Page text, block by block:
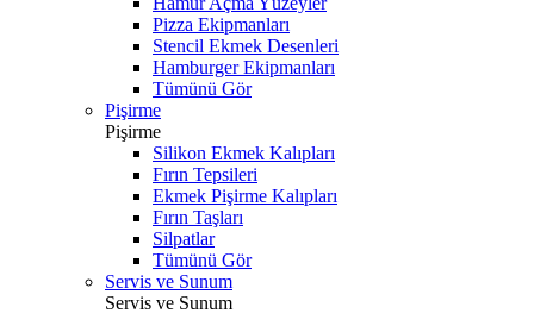
Pizza Ekipmanları
Stencil Ekmek Desenleri
Hamburger Ekipmanları
Tümünü Gör
Pişirme
Pişirme
Silikon Ekmek Kalıpları
Fırın Tepsileri
Ekmek Pişirme Kalıpları
Fırın Taşları
Silpatlar
Tümünü Gör
Servis ve Sunum
Servis ve Sunum